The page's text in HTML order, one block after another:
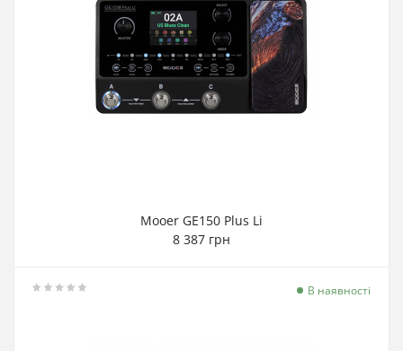
Mooer GE150 Plus Li
8 387 грн
В наявності